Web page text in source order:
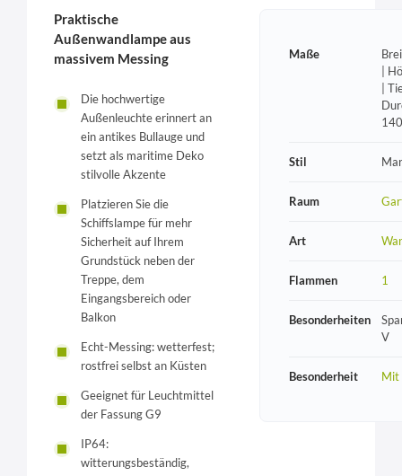
Praktische
Außenwandlampe aus
massivem Messing
Die hochwertige
Außenleuchte erinnert an
ein antikes Bullauge und
setzt als maritime Deko
stilvolle Akzente
Platzieren Sie die
Schiffslampe für mehr
Sicherheit auf Ihrem
Grundstück neben der
Treppe, dem
Eingangsbereich oder
Balkon
Echt-Messing: wetterfest;
rostfrei selbst an Küsten
Geeignet für Leuchtmittel
der Fassung G9
IP64:
witterungsbeständig,
Maße
|
|
Stil
Raum
Art
Flammen 1
Besonderheiten
V
Besonderheit Mit